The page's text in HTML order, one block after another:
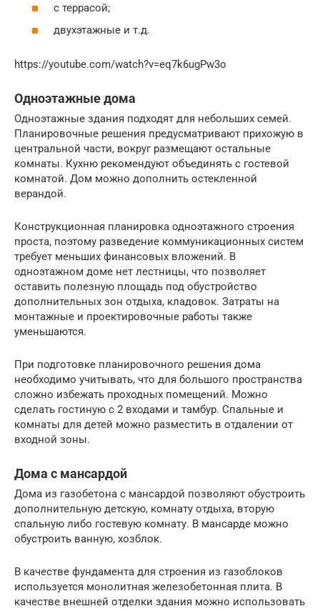
с террасой;
двухэтажные и т.д.
https://youtube.com/watch?v=eq7k6ugPw3o
Одноэтажные дома
Одноэтажные здания подходят для небольших семей.
Планировочные решения предусматривают прихожую в
центральной части, вокруг размещают остальные
комнаты. Кухню рекомендуют объединять с гостевой
комнатой. Дом можно дополнить остекленной
верандой.
Конструкционная планировка одноэтажного строения
проста, поэтому разведение коммуникационных систем
требует меньших финансовых вложений. В
одноэтажном доме нет лестницы, что позволяет
оставить полезную площадь под обустройство
дополнительных зон отдыха, кладовок. Затраты на
монтажные и проектировочные работы также
уменьшаются.
При подготовке планировочного решения дома
необходимо учитывать, что для большого пространства
сложно избежать проходных помещений. Можно
сделать гостиную с 2 входами и тамбур. Спальные и
комнаты для детей можно разместить в отдалении от
входной зоны.
Дома с мансардой
Дома из газобетона с мансардой позволяют обустроить
дополнительную детскую, комнату отдыха, вторую
спальную либо гостевую комнату. В мансарде можно
обустроить ванную, хозблок.
В качестве фундамента для строения из газоблоков
используется монолитная железобетонная плита. В
качестве внешней отделки здания можно использовать